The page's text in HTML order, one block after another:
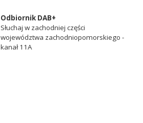
Odbiornik DAB+
Słuchaj w zachodniej części
województwa zachodniopomorskiego -
kanał 11A